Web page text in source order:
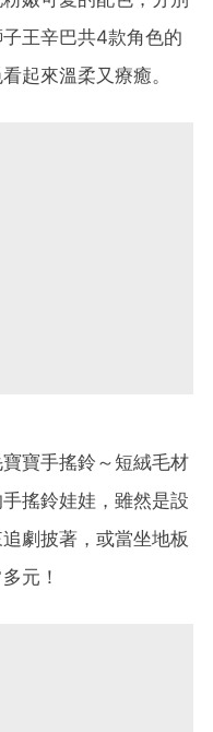
王辛巴共4款角色的
起來溫柔又療癒。
寶手搖鈴～短絨毛材
搖鈴娃娃，雖然是設
劇披著，或當坐地板
元！